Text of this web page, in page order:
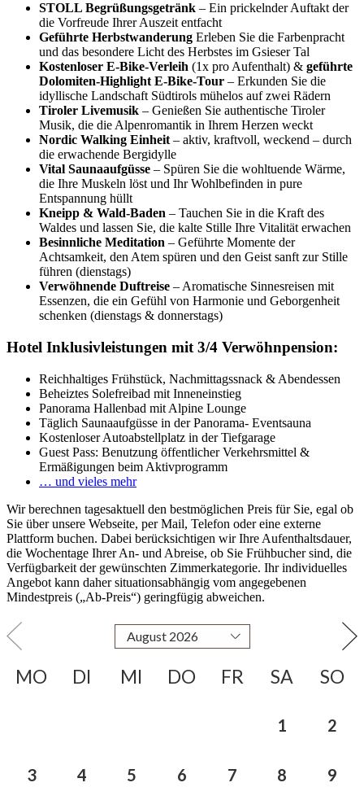
STOLL Begrüßungsgetränk – Ein prickelnder Auftakt der
die Vorfreude Ihrer Auszeit entfacht
Geführte Herbstwanderung Erleben Sie die Farbenpracht
und das besondere Licht des Herbstes im Gsieser Tal
Kostenloser E-Bike-Verleih (1x pro Aufenthalt) & geführte
Dolomiten-Highlight E-Bike-Tour – Erkunden Sie die
idyllische Landschaft Südtirols mühelos auf zwei Rädern
Tiroler Livemusik – Genießen Sie authentische Tiroler
Musik, die die Alpenromantik in Ihrem Herzen weckt
Nordic Walking Einheit – aktiv, kraftvoll, weckend – durch
die erwachende Bergidylle
Vital Saunaaufgüsse – Spüren Sie die wohltuende Wärme,
die Ihre Muskeln löst und Ihr Wohlbefinden in pure
Entspannung hüllt
Kneipp & Wald-Baden – Tauchen Sie in die Kraft des
Waldes und lassen Sie, die kalte Stille Ihre Vitalität erwachen
Besinnliche Meditation – Geführte Momente der
Achtsamkeit, den Atem spüren und den Geist sanft zur Stille
führen (dienstags)
Verwöhnende Duftreise – Aromatische Sinnesreisen mit
Essenzen, die ein Gefühl von Harmonie und Geborgenheit
schenken (dienstags & donnerstags)
Hotel Inklusivleistungen mit 3/4 Verwöhnpension:
Reichhaltiges Frühstück, Nachmittagssnack & Abendessen
Beheiztes Solefreibad mit Inneneinstieg
Panorama Hallenbad mit Alpine Lounge
Täglich Saunaaufgüsse in der Panorama- Eventsauna
Kostenloser Autoabstellplatz in der Tiefgarage
Guest Pass: Benutzung öffentlicher Verkehrsmittel &
Ermäßigungen beim Aktivprogramm
… und vieles mehr
Wir berechnen tagesaktuell den bestmöglichen Preis für Sie, egal ob
Sie über unsere Webseite, per Mail, Telefon oder eine externe
Plattform buchen. Dabei berücksichtigen wir Ihre Aufenthaltsdauer,
die Wochentage Ihrer An- und Abreise, ob Sie Frühbucher sind, die
Verfügbarkeit der gewünschten Zimmerkategorie. Ihr individuelles
Angebot kann daher situationsabhängig vom angegebenen
Mindestpreis („Ab-Preis“) geringfügig abweichen.